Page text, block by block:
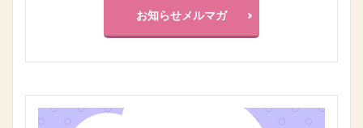
お知らせメルマガ